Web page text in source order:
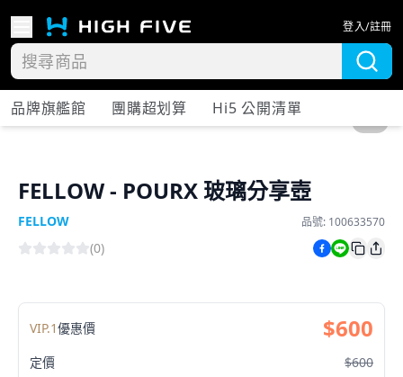
登入/註冊
品牌旗艦館 團購超划算 Hi5 公開清單
FELLOW - POURX 玻璃分享壺
FELLOW 品號: 100633570
(0)
VIP.1優惠價 $600
定價 $600